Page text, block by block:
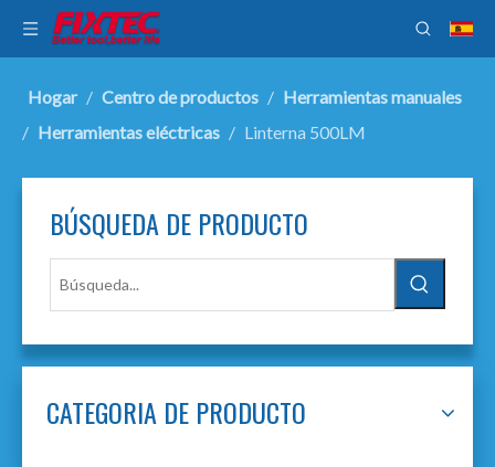
Hogar / Centro de productos / Herramientas manuales
/ Herramientas eléctricas / Linterna 500LM
BÚSQUEDA DE PRODUCTO
CATEGORIA DE PRODUCTO